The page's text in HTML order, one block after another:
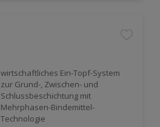
wirtschaftliches Ein-Topf-System
zur Grund-, Zwischen- und
Schlussbeschichtung mit
Mehrphasen-Bindemittel-
Technologie